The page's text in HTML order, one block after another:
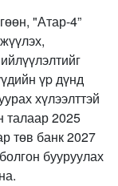
"Атар-4”
үp дүнд
хүлээлттэй
талаар 2025
төв банк 2027
бууруулах